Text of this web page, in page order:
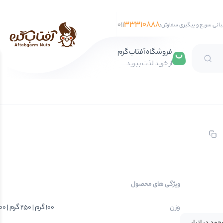
سریع و پیگیری سفارش: 01133310888
تخمه جابانی
فندق با پوست
فروشگاه آفتاب گرم
از خرید لذت ببرید
ویژگی های محصول
وزن 100 گرم | 250 گرم | 500 گرم | 750 گرم | 1 کیلوگرم